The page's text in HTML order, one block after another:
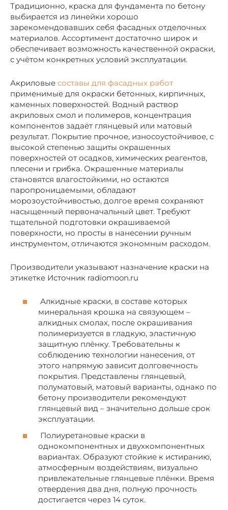
Традиционно, краска для фундамента по бетону
выбирается из линейки хорошо
зарекомендовавших себя фасадных отделочных
материалов. Ассортимент достаточно широк и
обеспечивает возможность качественной окраски,
с учётом конкретных условий эксплуатации.
Акриловые составы для фасадных работ
применимые для окраски бетонных, кирпичных,
каменных поверхностей. Водный раствор
акриловых смол и полимеров, концентрация
компонентов задаёт глянцевый или матовый
результат. Покрытие прочное, износоустойчивое, с
высокой степенью защиты окрашенных
поверхностей от осадков, химических реагентов,
плесени и грибка. Окрашенные материалы
становятся влагостойкими, но остаются
паропроницаемыми, обладают
морозоустойчивостью, долгое время сохраняют
насыщенный первоначальный цвет. Требуют
тщательной подготовки окрашиваемой
поверхности, но просты в нанесении ручным
инструментом, отличаются экономным расходом.
Производители указывают назначение краски на
этикетке Источник radiomoon.ru
Алкидные краски, в составе которых
минеральная крошка на связующем –
алкидных смолах, после окрашивания
полимеризуется в гладкую, эластичную
защитную плёнку. Требовательны к
соблюдению технологии нанесения, от
этого напрямую зависит долговечность
покрытия. Представлены глянцевый,
полуматовый, матовый варианты, однако по
бетону производители рекомендуют
глянцевый вид – значительно дольше срок
эксплуатации.
Полиуретановые краски в
однокомпонентных и двухкомпонентных
вариантах. Образуют стойкие к истиранию,
атмосферным воздействиям, визуально
привлекательные глянцевые плёнки. Время
отвердения два дня, полную прочность
достигается через 14 суток.